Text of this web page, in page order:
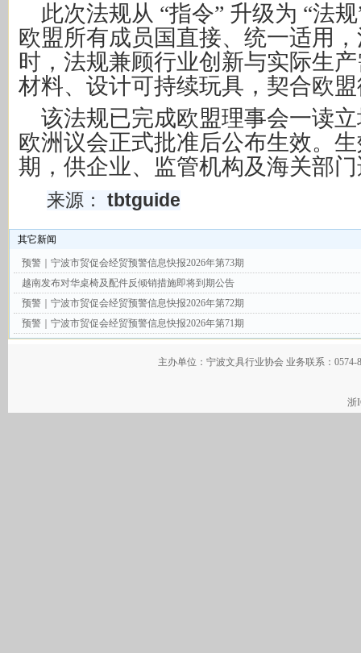
此次法规从 “指令” 升级为 “法
欧盟所有成员国直接、统一适用
时，法规兼顾行业创新与实际生
材料、设计可持续玩具，契合欧
该法规已完成欧盟理事会一读
欧洲议会正式批准后公布生效。
期，供企业、监管机构及海关部
来源： tbtguide
其它新闻
预警｜宁波市贸促会经贸预警信息快报2026年第73期
越南发布对华桌椅及配件反倾销措施即将到期公告
预警｜宁波市贸促会经贸预警信息快报2026年第72期
预警｜宁波市贸促会经贸预警信息快报2026年第71期
主办单位：宁波文具行业协会 业务联系：
浙